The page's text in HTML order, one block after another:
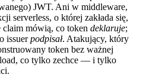
JWT. Ani w middleware,
serverless, o której zakłada się,
claim mówią, co token deklaruje;
issuerpodpisał. Atakujący, który
token bez ważnej
co tylko zechce — i tylko